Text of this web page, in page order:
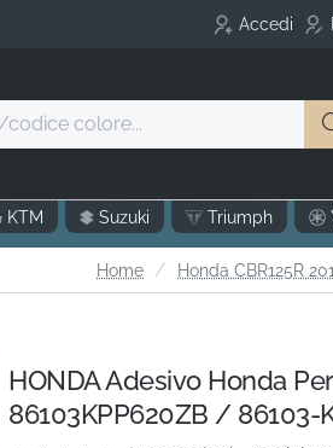
Accedi
KTM Suzuki Triumph
HomehomeHonda CBR125R
HONDA Adesivo Honda
86103KPP620ZB / 86103-